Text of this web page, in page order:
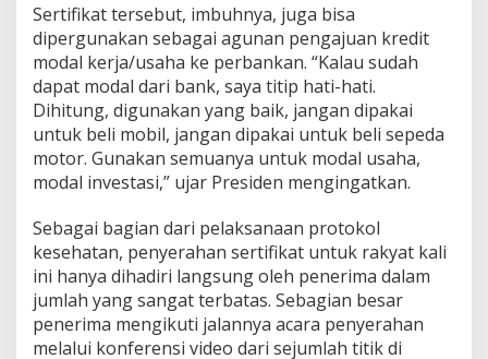
Sertifikat tersebut, imbuhnya, juga bisa
dipergunakan sebagai agunan pengajuan kredit
modal kerja/usaha ke perbankan. “Kalau sudah
dapat modal dari bank, saya titip hati-hati.
Dihitung, digunakan yang baik, jangan dipakai
untuk beli mobil, jangan dipakai untuk beli sepeda
motor. Gunakan semuanya untuk modal usaha,
modal investasi,” ujar Presiden mengingatkan.
Sebagai bagian dari pelaksanaan protokol
kesehatan, penyerahan sertifikat untuk rakyat kali
ini hanya dihadiri langsung oleh penerima dalam
jumlah yang sangat terbatas. Sebagian besar
penerima mengikuti jalannya acara penyerahan
melalui konferensi video dari sejumlah titik di